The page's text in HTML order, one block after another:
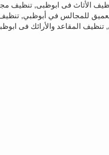
الأثاث فى ابوظبى, تنظيف
للمجالس في أبوظبي,
المقاعد والأرائك فى